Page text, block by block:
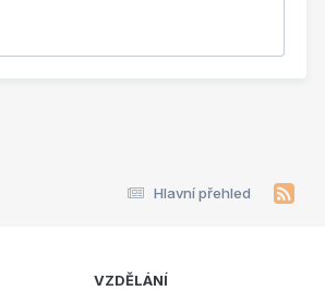
Hlavní přehled
VZDĚLÁNÍ